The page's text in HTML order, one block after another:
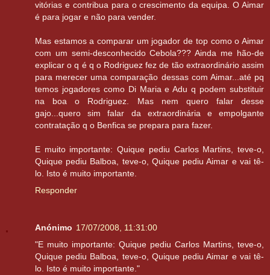
vitórias e contribua para o crescimento da equipa. O Aimar
é para jogar e não para vender.
Mas estamos a comparar um jogador de top como o Aimar
com um semi-desconhecido Cebola??? Ainda me hão-de
explicar o q é q o Rodriguez fez de tão extraordinário assim
para merecer uma comparação dessas com Aimar...até pq
temos jogadores como Di Maria e Adu q podem substituir
na boa o Rodriguez. Mas nem quero falar desse
gajo...quero sim falar da extraordinária e empolgante
contratação q o Benfica se prepara para fazer.
E muito importante: Quique pediu Carlos Martins, teve-o,
Quique pediu Balboa, teve-o, Quique pediu Aimar e vai tê-
lo. Isto é muito importante.
Responder
Anónimo 17/07/2008, 11:31:00
"E muito importante: Quique pediu Carlos Martins, teve-o,
Quique pediu Balboa, teve-o, Quique pediu Aimar e vai tê-
lo. Isto é muito importante."